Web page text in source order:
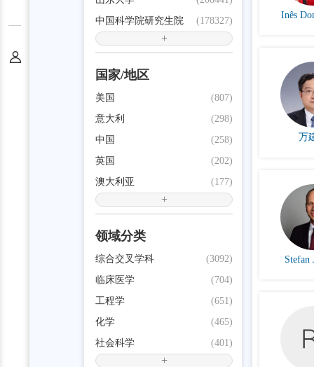
(178327)
中国科学院研究生院
+
国家/地区
(807)
美国
(298)
意大利
(258)
中国
(202)
英国
(177)
澳大利亚
+
领域分类
(3092)
综合交叉学科
(704)
临床医学
(651)
工程学
(465)
化学
(401)
社会科学
+
Inês
万
Stefan